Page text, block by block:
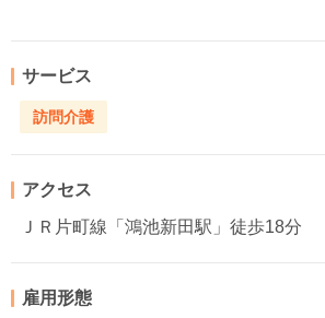
サービス
訪問介護
アクセス
ＪＲ片町線「鴻池新田駅」徒歩18分
雇用形態